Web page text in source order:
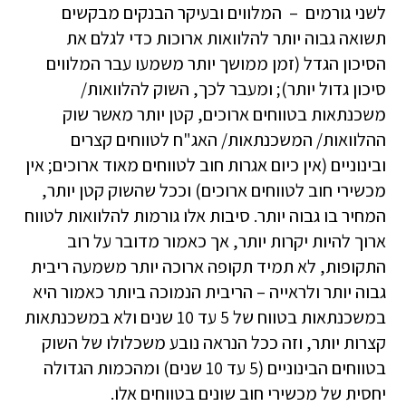
לשני גורמים – המלווים ובעיקר הבנקים מבקשים
תשואה גבוה יותר להלוואות ארוכות כדי לגלם את
הסיכון הגדל (זמן ממושך יותר משמעו עבר המלווים
סיכון גדול יותר); ומעבר לכך, השוק להלוואות/
משכנתאות בטווחים ארוכים, קטן יותר מאשר שוק
ההלוואות/ המשכנתאות/ האג"ח לטווחים קצרים
ובינוניים (אין כיום אגרות חוב לטווחים מאוד ארוכים; אין
מכשירי חוב לטווחים ארוכים) וככל שהשוק קטן יותר,
המחיר בו גבוה יותר. סיבות אלו גורמות להלוואות לטווח
ארוך להיות יקרות יותר, אך כאמור מדובר על רוב
התקופות, לא תמיד תקופה ארוכה יותר משמעה ריבית
גבוה יותר ולראייה – הריבית הנמוכה ביותר כאמור היא
במשכנתאות בטווח של 5 עד 10 שנים ולא במשכנתאות
קצרות יותר, וזה ככל הנראה נובע משכלולו של השוק
בטווחים הבינוניים (5 עד 10 שנים) ומהכמות הגדולה
יחסית של מכשירי חוב שונים בטווחים אלו.